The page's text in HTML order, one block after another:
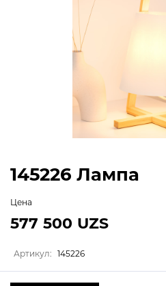
145226 Лампа
Цена
577 500 UZS
Артикул: 145226